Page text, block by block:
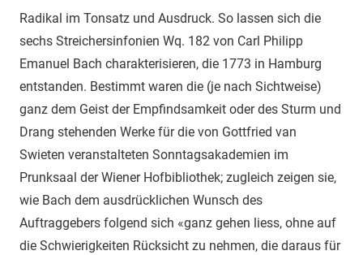
Radikal im Tonsatz und Ausdruck. So lassen sich die
sechs Streichersinfonien Wq. 182 von Carl Philipp
Emanuel Bach charakterisieren, die 1773 in Hamburg
entstanden. Bestimmt waren die (je nach Sichtweise)
ganz dem Geist der Empfindsamkeit oder des Sturm und
Drang stehenden Werke für die von Gottfried van
Swieten veranstalteten Sonntagsakademien im
Prunksaal der Wiener Hofbibliothek; zugleich zeigen sie,
wie Bach dem ausdrücklichen Wunsch des
Auftraggebers folgend sich «ganz gehen liess, ohne auf
die Schwierigkeiten Rücksicht zu nehmen, die daraus für